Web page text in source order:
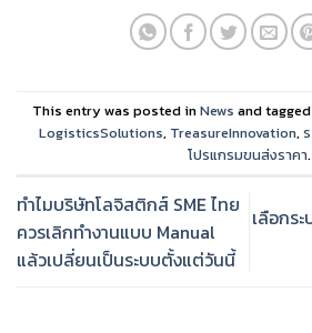
This entry was posted inNews and tagged
LogisticsSolutions, TreasureInnovation,
โปรแกรมขนส่งราคา.
ทำไมบริษัทโลจิสติกส์ SME ไทย
ควรเลิกทำงานแบบ Manual
แล้วเปลี่ยนเป็นระบบตั้งแต่วันนี้
เลือกระ